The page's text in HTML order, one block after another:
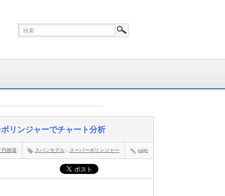
リンジャーでチャート分析
yajin
スパンモデル スーパーボリンジャー
円相場